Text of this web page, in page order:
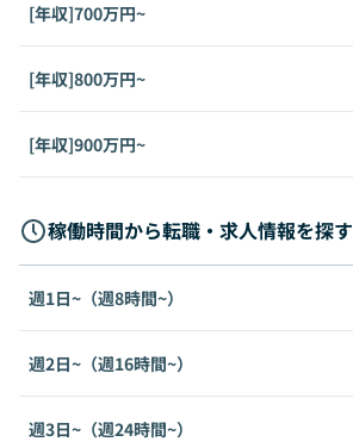
[年収]700万円~
[年収]800万円~
[年収]900万円~
稼働時間から転職・求人情報を探す
週1日~（週8時間~）
週2日~（週16時間~）
週3日~（週24時間~）